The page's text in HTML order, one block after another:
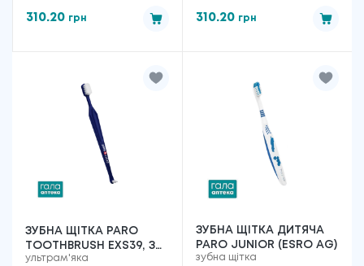
310.20 грн 310.20 грн
ЗУБНА ЩІТКА PARO
TOOTHBRUSH EXS39, З
МОНОПУЧКОВОЮ
ультрам'яка
ЗУБНА ЩІТКА ДИТЯЧА
PARO JUNIOR (ESRO AG)
зубна щітка